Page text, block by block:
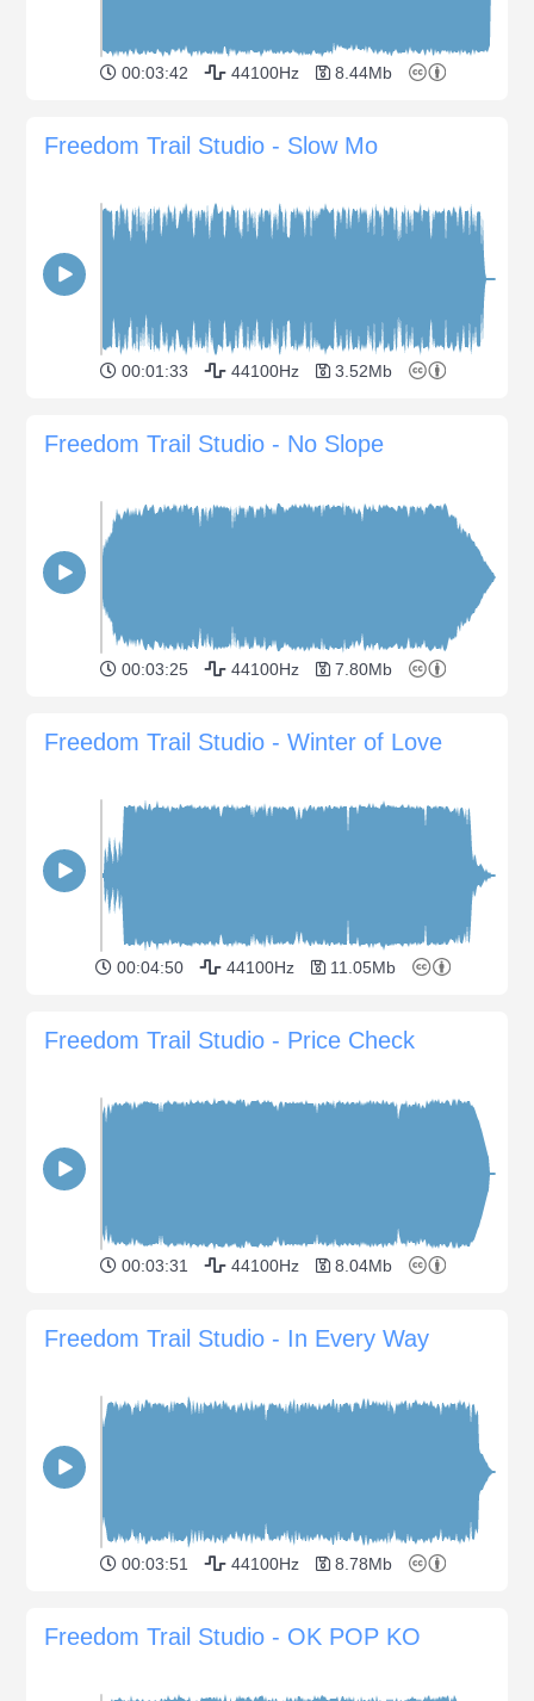
00:03:42 44100Hz 8.44Mb
Freedom Trail Studio - Slow Mo
00:01:33 44100Hz 3.52Mb
Freedom Trail Studio - No Slope
00:03:25 44100Hz 7.80Mb
Freedom Trail Studio - Winter of Love
00:04:50 44100Hz 11.05Mb
Freedom Trail Studio - Price Check
00:03:31 44100Hz 8.04Mb
Freedom Trail Studio - In Every Way
00:03:51 44100Hz 8.78Mb
Freedom Trail Studio - OK POP KO